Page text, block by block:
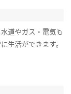
道やガス・電気も
生活ができます。